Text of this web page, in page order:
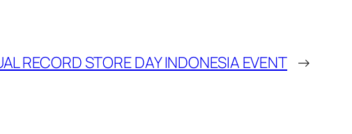
RECORD STORE DAY INDONESIA EVENT →